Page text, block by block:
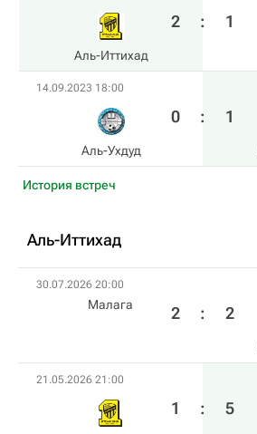
Аль-Иттихад
2 : 1
14.09.2023 18:00
Аль-Ухдуд
0 : 1
История встреч
Аль-Иттихад
30.07.2026 20:00
Малага 2 : 2
21.05.2026 21:00
1 : 5